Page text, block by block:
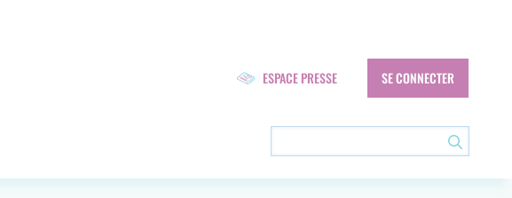
Navigation
secondaire
ESPACE PRESSE SE CONNECTER